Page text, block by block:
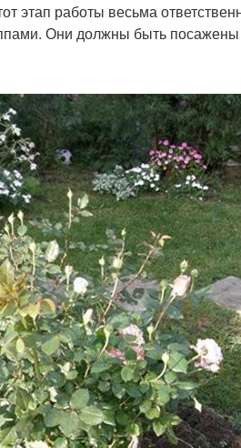
этап работы весьма
Они должны быть посажены